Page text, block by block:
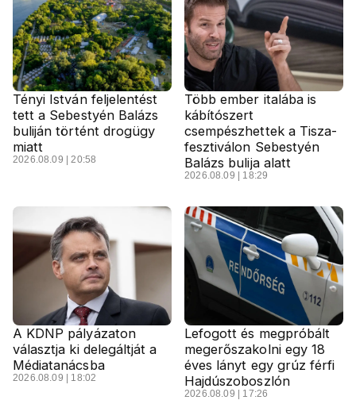
Tényi István feljelentést
tett a Sebestyén Balázs
buliján történt drogügy
miatt
2026.08.09 | 20:58
Több ember italába is
kábítószert
csempészhettek a Tisza-
fesztiválon Sebestyén
Balázs bulija alatt
2026.08.09 | 18:29
A KDNP pályázaton
választja ki delegáltját a
Médiatanácsba
2026.08.09 | 18:02
Lefogott és megpróbált
megerőszakolni egy 18
éves lányt egy grúz férfi
Hajdúszoboszlón
2026.08.09 | 17:26